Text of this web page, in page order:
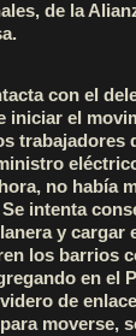
de la
con el
iniciar el
trabajadores
no había
intenta
y cargar
los barrios
en el
de
moverse,